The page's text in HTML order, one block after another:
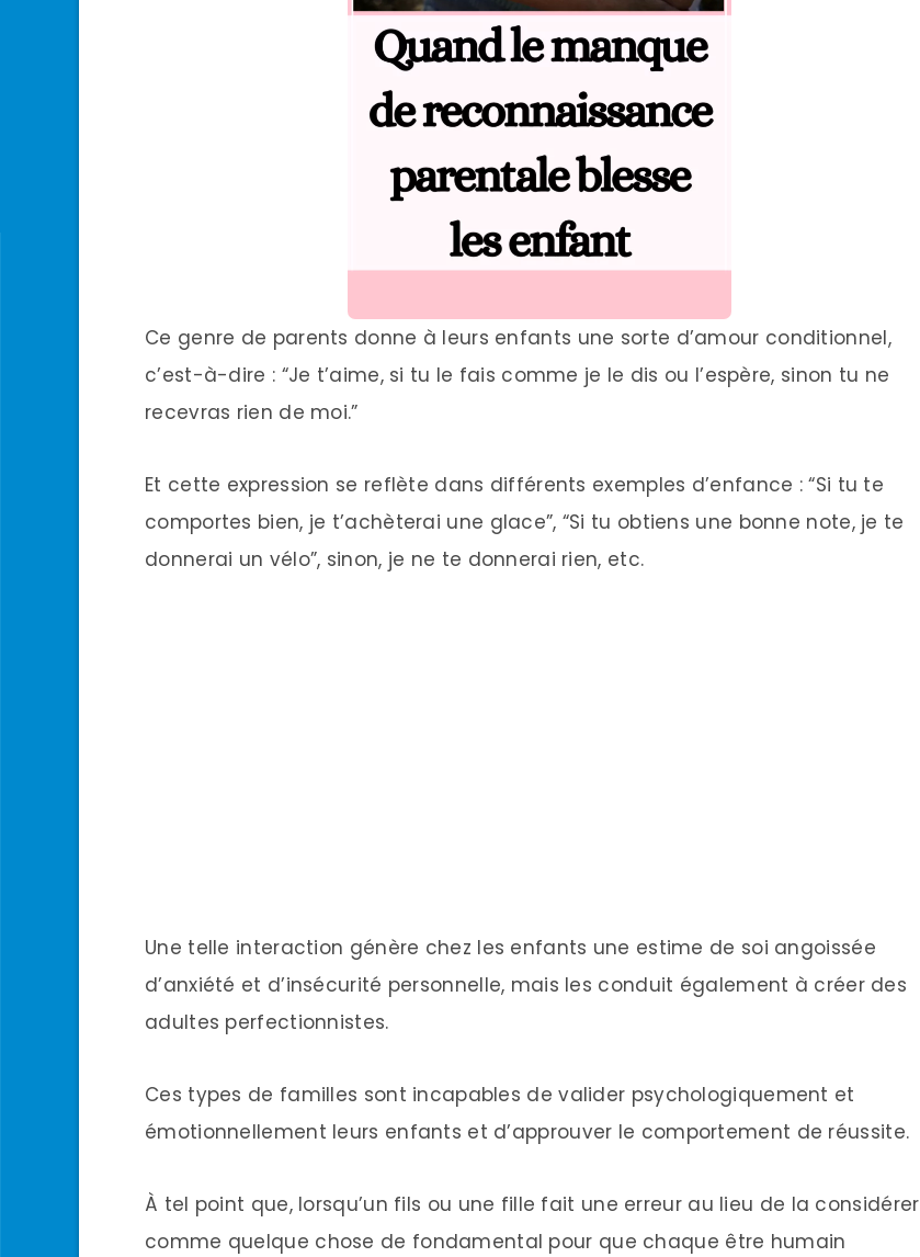
Ce genre de parents donne à leurs enfants une sorte d’amour conditionnel,
c’est-à-dire : “Je t’aime, si tu le fais comme je le dis ou l’espère, sinon tu ne
recevras rien de moi.”
Et cette expression se reflète dans différents exemples d’enfance : “Si tu te
comportes bien, je t’achèterai une glace”, “Si tu obtiens une bonne note, je te
donnerai un vélo”, sinon, je ne te donnerai rien, etc.
Une telle interaction génère chez les enfants une estime de soi angoissée
d’anxiété et d’insécurité personnelle, mais les conduit également à créer des
adultes perfectionnistes.
Ces types de familles sont incapables de valider psychologiquement et
émotionnellement leurs enfants et d’approuver le comportement de réussite.
À tel point que, lorsqu’un fils ou une fille fait une erreur au lieu de la considérer
comme quelque chose de fondamental pour que chaque être humain